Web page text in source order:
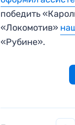
победить
«Локомотив»
«Рубине».